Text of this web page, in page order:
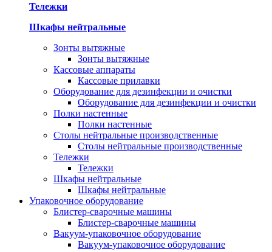
Тележки
Шкафы нейтральные
Зонты вытяжные
Зонты вытяжные
Кассовые аппараты
Кассовые прилавки
Оборудование для дезинфекции и очистки
Оборудование для дезинфекции и очистки
Полки настенные
Полки настенные
Столы нейтральные производственные
Столы нейтральные производственные
Тележки
Тележки
Шкафы нейтральные
Шкафы нейтральные
Упаковочное оборудование
Блистер-сварочные машины
Блистер-сварочные машины
Вакуум-упаковочное оборудование
Вакуум-упаковочное оборудование